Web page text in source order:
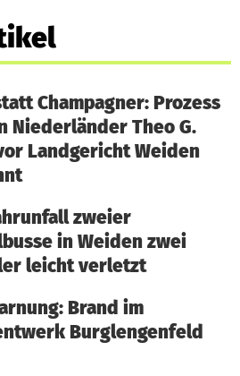
Champagner: Prozess
Niederländer Theo G.
Landgericht Weiden
zweier
in Weiden zwei
leicht verletzt
Brand im
Burglengenfeld